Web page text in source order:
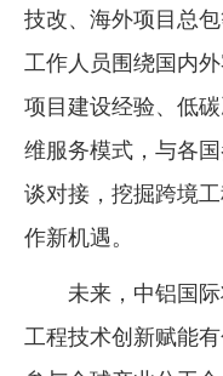
技改、海外项目总
工作人员围绕国内
项目建设经验、低
维服务模式，与各
谈对接，挖掘跨境
作新机遇。
未来，中铝国
工程技术创新赋能